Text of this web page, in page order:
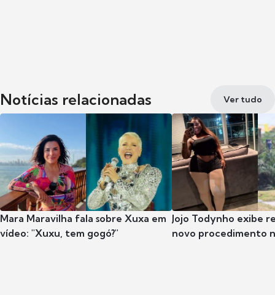
Notícias relacionadas Ver tudo
Mara Maravilha fala sobre Xuxa em
vídeo: "Xuxu, tem gogó?"
Jojo Todynho exibe
novo procedimento